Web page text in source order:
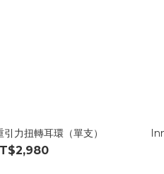
力扭轉耳環（單支）